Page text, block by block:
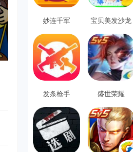
妙连千军 宝贝美发沙龙
发条枪手 盛世荣耀